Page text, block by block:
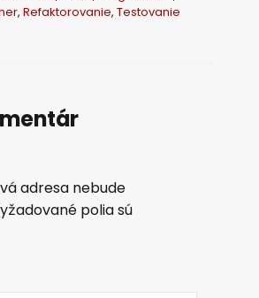
, Refaktorovanie, Testovanie
adresa nebude
polia sú